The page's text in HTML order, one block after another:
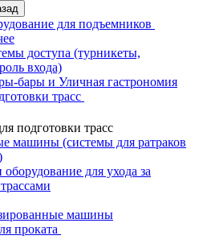
для подъемников
доступа (турникеты,
входа)
бары и Уличная гастрономия
трасс
подготовки трасс
машины (системы для ратраков
для ухода за
машины
проката